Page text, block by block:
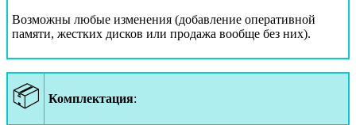
Возможны любые изменения (добавление оперативной
памяти, жестких дисков или продажа вообще без них).
📦 Комплектация: